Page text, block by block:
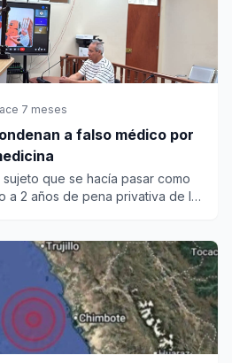
7 meses
a falso médico por
que se hacía pasar como
a 2 años de pena privativa de la